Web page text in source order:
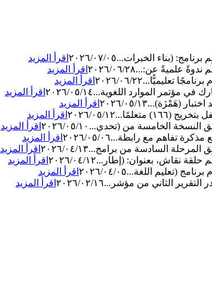
برنامج: (بناء الخبرات...٢٠٢٦/٠٧/٠٥ اقرأ المزيد
ندوةً علميةً عن:...٢٠٢٦/٠٦/٢٨ اقرأ المزيد
تعليميًّا...٢٠٢٦/٠٦/٢٢ اقرأ المزيد
في مؤتمر الموارد اللغوية...٢٠٢٦/٠٥/١٤ اقرأ المزيد
اختبار (هَمْزَة)...٢٠٢٦/٠٥/١٣ اقرأ المزيد
متعلمًا...
٢٠٢٦/٠٥/١٢ اقرأ المزيد
النسخة الخامسة من (تحدي... ٢٠٢٦/٠٥/١٠ اقرأ المزيد
مذكرة تفاهم مع رابطة...٢٠٢٦/٠٥/٠٦ اقرأ المزيد
المرحلة السادسة من برامج...٢٠٢٦/٠٤/١٣ اقرأ المزيد
حلقة نقاش، بعنوان: (إطار...٢٠٢٦/٠٤/١٢ اقرأ المزيد
(تعليم اللغة...٢٠٢٦/٠٤/٠٥ اقرأ المزيد
التقرير الثاني من مؤشر...٢٠٢٦/٠٢/١٦ اقرأ المزيد